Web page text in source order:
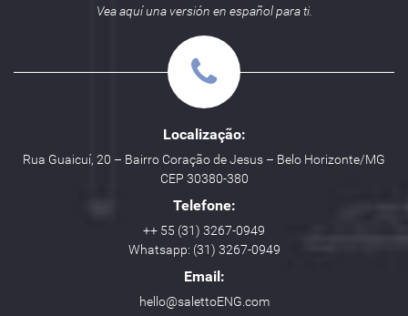
Vea aquí una versión en español para ti.
Localização:
Rua Guaicuí, 20 – Bairro Coração de Jesus – Belo Horizonte/MG
CEP 30380-380
Telefone:
++ 55 (31) 3267-0949
Whatsapp: (31) 3267-0949
Email:
hello@salettoENG.com